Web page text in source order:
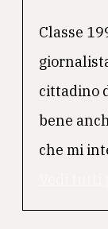
Classe
cittadino
bene
che mi